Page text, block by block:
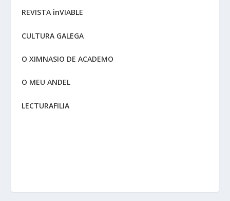
REVISTA inVIABLE
CULTURA GALEGA
O XIMNASIO DE ACADEMO
O MEU ANDEL
LECTURAFILIA